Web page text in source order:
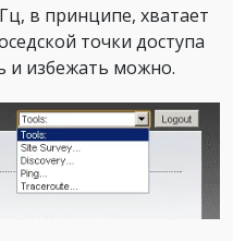
в принципе, хватает
точки доступа
и избежать можно.